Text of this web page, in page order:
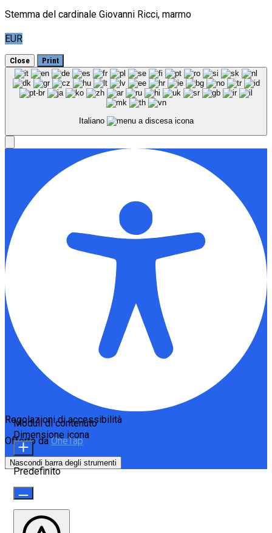
Stemma del cardinale Giovanni Ricci, marmo
EUR
Close Print
Italiano
Regolazioni di accessibilità
Offerto daOneTap
Nascondi barra degli strumenti
Moduli di contenuto
Dimensione icona
Predefinito